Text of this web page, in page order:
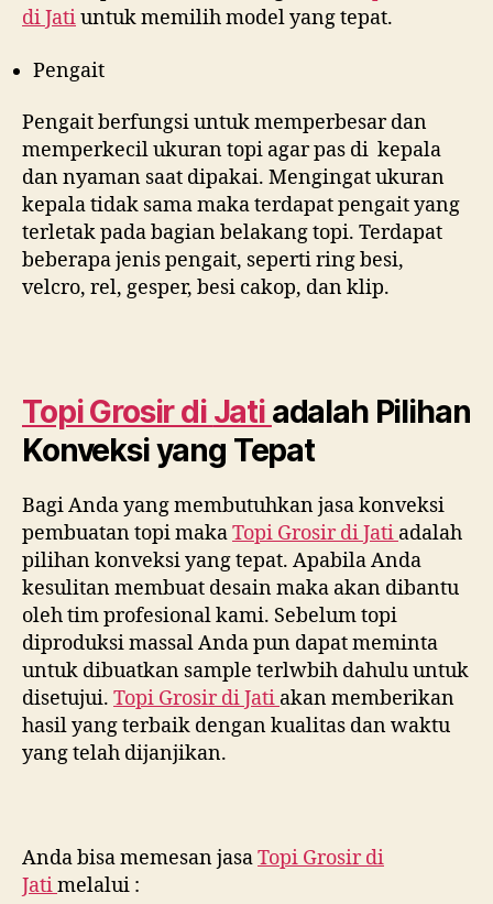
diJatiuntuk memilih model yang tepat.
Pengait
Pengait berfungsi untuk memperbesar dan
memperkecil ukuran topi agar pas di kepala
dan nyaman saat dipakai. Mengingat ukuran
kepala tidak sama maka terdapat pengait yang
terletak pada bagian belakang topi. Terdapat
beberapa jenis pengait, seperti ring besi,
velcro, rel, gesper, besi cakop, dan klip.
Topi Grosir di Jati adalah Pilihan
Konveksi yang Tepat
Bagi Anda yang membutuhkan jasa konveksi
pembuatan topi makaTopi Grosir diJati adalah
pilihan konveksi yang tepat. Apabila Anda
kesulitan membuat desain maka akan dibantu
oleh tim profesional kami. Sebelum topi
diproduksi massal Anda pun dapat meminta
untuk dibuatkan sample terlwbih dahulu untuk
disetujui. Topi Grosir diJati akan memberikan
hasil yang terbaik dengan kualitas dan waktu
yang telah dijanjikan.
Anda bisa memesan jasaTopi Grosir di
Jatimelalui :